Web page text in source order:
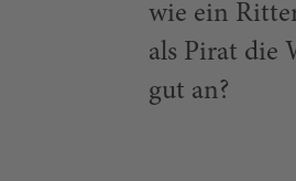
wie ein
als Pirat die
gut an?